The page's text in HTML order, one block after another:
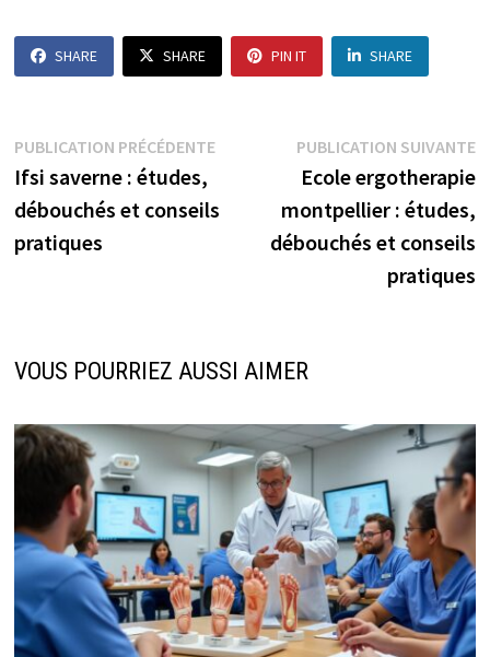
SHARE SHARE PIN IT SHARE
Navigation
de
l’article
PUBLICATION PRÉCÉDENTEPublication
précédente :
Ifsi saverne : études,
débouchés et conseils
pratiques
PUBLICATION SUIVANTE
Ecole ergotherapie
montpellier : études,
débouchés et conseils
pratiques
VOUS POURRIEZ AUSSI AIMER